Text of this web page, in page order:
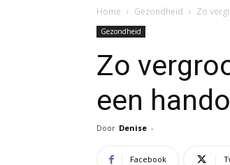
Home Gezondheid Zo
Gezondheid
Zo
een
Door Denise -
Facebook